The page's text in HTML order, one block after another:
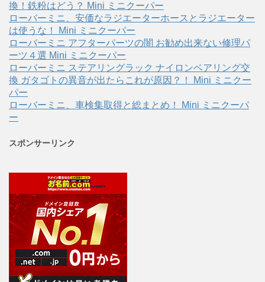
換！鉄粉はどう？ Mini ミニクーパー
ローバーミニ、安価なラジエーターホースとラジエーター
は使うな！ Mini ミニクーパー
ローバーミニ アフターパーツの闇 お勧め出来ない修理パ
ーツ４選 Mini ミニクーパー
ローバーミニ ステアリングラック ナイロンベアリング交
換 ガタゴトの異音が出たらこれが原因？！ Mini ミニクー
パー
ローバーミニ、車検集取得と総まとめ！ Mini ミニクーパ
ー
スポンサーリンク